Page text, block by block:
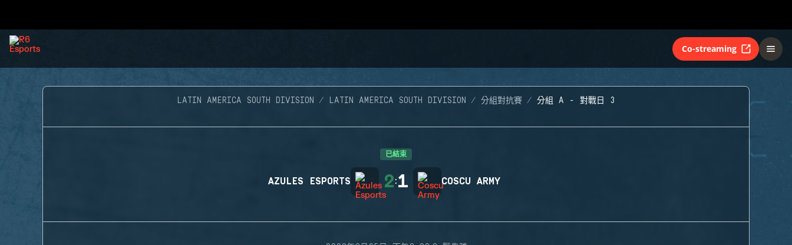
Co-streaming
LATIN AMERICA SOUTH DIVISION LATIN AMERICA SOUTH DIVISION 分組對抗賽 分組 A - 對戰日 3
已結束
AZULES ESPORTS 2:1 COSCU ARMY